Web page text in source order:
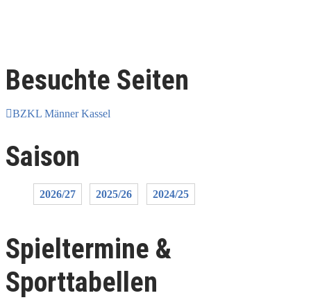
Besuchte Seiten
BZKL Männer Kassel
Saison
2026/27 2025/26 2024/25
Spieltermine &
Sporttabellen